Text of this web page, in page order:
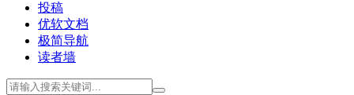
投稿
优软文档
极简导航
读者墙